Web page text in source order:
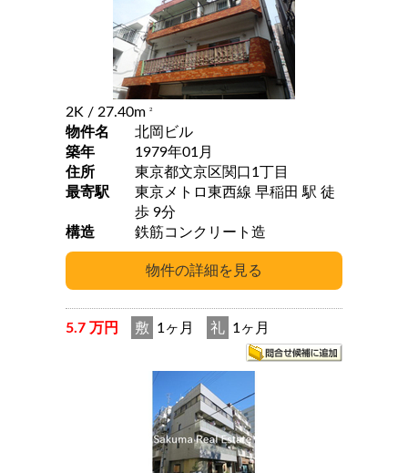
2K / 27.40m 2
物件名
北岡ビル
築年
1979年01月
住所
東京都文京区関口1丁目
最寄駅
東京メトロ東西線 早稲田 駅 徒
歩 9分
構造
鉄筋コンクリート造
5.7 万円 敷 1ヶ月 礼 1ヶ月